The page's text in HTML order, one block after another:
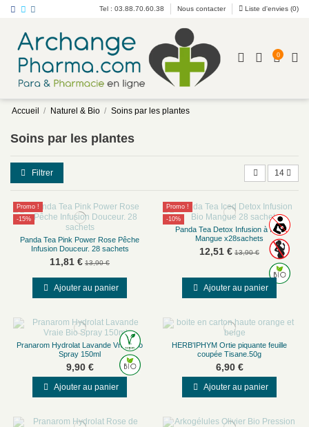
Tel : 03.88.70.60.38 Nous contacter Liste d'envies (0)
0
Accueil Naturel & Bio Soins par les plantes
Soins par les plantes
Filtrer 14
Promo !
-15%
Panda Tea Pink Power Rose Pêche
Infusion Douceur. 28 sachets
11,81 € 13,90 €
Ajouter au panier
Promo !
-10%
Panda Tea Detox Infusion à froid
Mangue x28sachets
12,51 € 13,90 €
Ajouter au panier
Pranarom Hydrolat Lavande Vraie Bio
Spray 150ml
9,90 €
Ajouter au panier
HERB'IPHYM Ortie piquante feuille
coupée Tisane.50g
6,90 €
Ajouter au panier